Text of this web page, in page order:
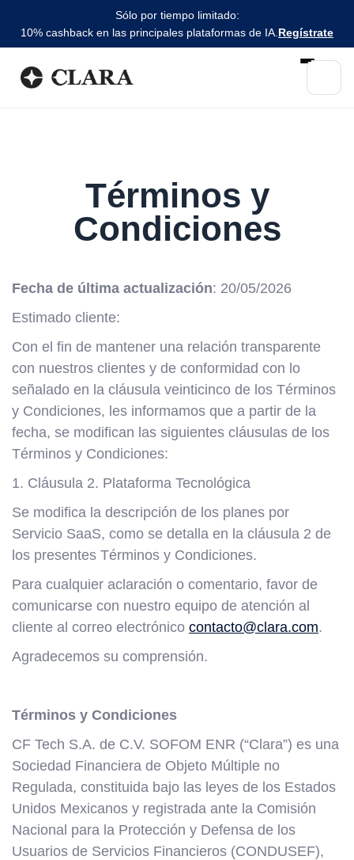
Sólo por tiempo limitado:
10% cashback en las principales plataformas de IA. Regístrate
Términos y
Condiciones
Fecha de última actualización: 20/05/2026
Estimado cliente:
Con el fin de mantener una relación transparente
con nuestros clientes y de conformidad con lo
señalado en la cláusula veinticinco de los Términos
y Condiciones, les informamos que a partir de la
fecha, se modifican las siguientes cláusulas de los
Términos y Condiciones:
1. Cláusula 2. Plataforma Tecnológica
Se modifica la descripción de los planes por
Servicio SaaS, como se detalla en la cláusula 2 de
los presentes Términos y Condiciones.
Para cualquier aclaración o comentario, favor de
comunicarse con nuestro equipo de atención al
cliente al correo electrónico contacto@clara.com.
Agradecemos su comprensión.
Términos y Condiciones
CF Tech S.A. de C.V. SOFOM ENR (“Clara”) es una
Sociedad Financiera de Objeto Múltiple no
Regulada, constituida bajo las leyes de los Estados
Unidos Mexicanos y registrada ante la Comisión
Nacional para la Protección y Defensa de los
Usuarios de Servicios Financieros (CONDUSEF),